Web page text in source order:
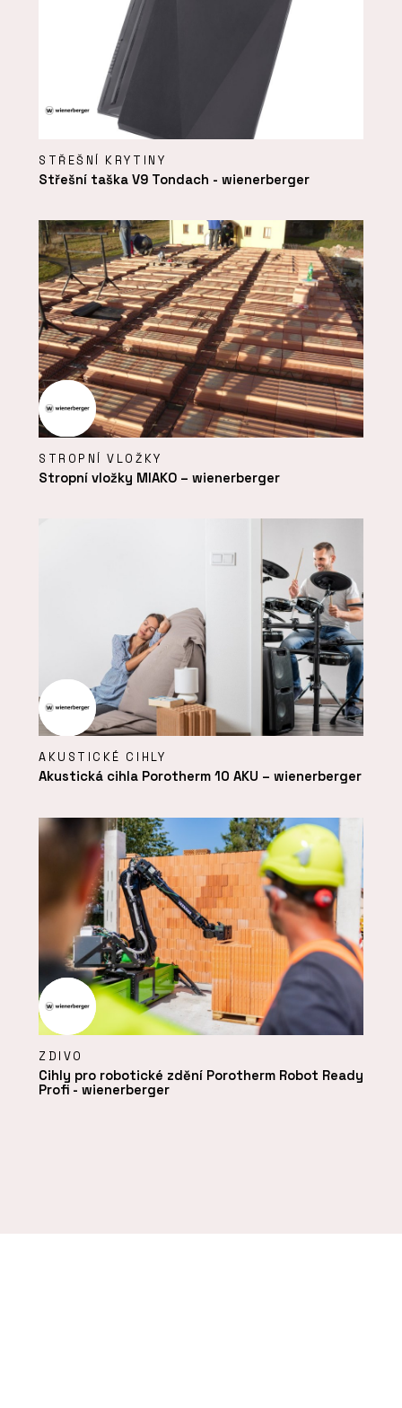
STŘEŠNÍ KRYTINY
Střešní taška V9 Tondach - wienerberger
STROPNÍ VLOŽKY
Stropní vložky MIAKO – wienerberger
AKUSTICKÉ CIHLY
Akustická cihla Porotherm 10 AKU – wienerberger
ZDIVO
Cihly pro robotické zdění Porotherm Robot Ready
Profi - wienerberger